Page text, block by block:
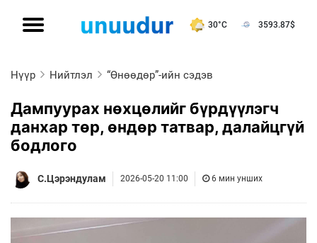
30°C 3593.87$
Нүүр Нийтлэл “Өнөөдөр”-ийн сэдэв
Дампуурах нөхцөлийг бүрдүүлэгч
данхар төр, өндөр татвар, далайцгүй
бодлого
С.Цэрэндулам 2026-05-20 11:00 6 мин унших